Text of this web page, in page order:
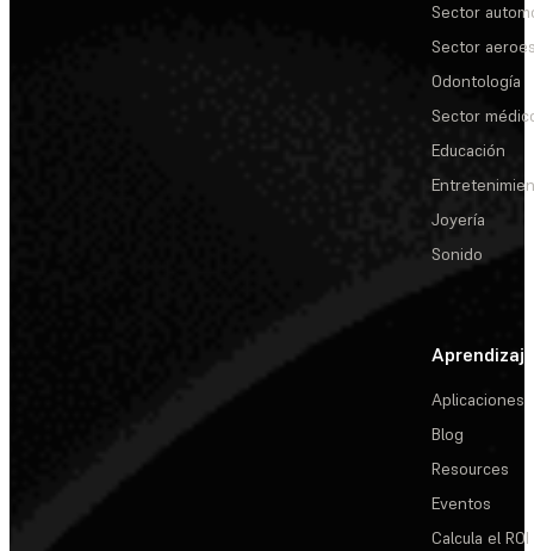
Sector
Sector
Odontología
Sector
Educación
Joyería
Sonido
Aprendizaje
Aplicaciones
Blog
Resources
Eventos
Calcula el ROI